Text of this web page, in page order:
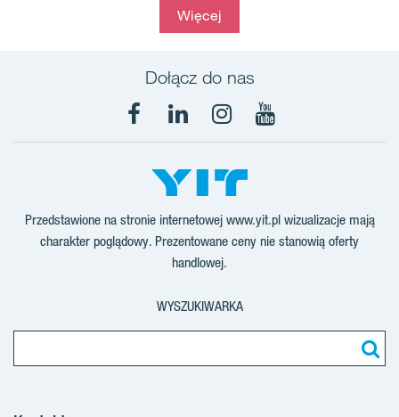
Więcej
Dołącz do nas
Facebook
LinkedInInstagram
YouTube
Przedstawione na stronie internetowej www.yit.pl wizualizacje mają
charakter poglądowy. Prezentowane ceny nie stanowią oferty
handlowej.
WYSZUKIWARKA